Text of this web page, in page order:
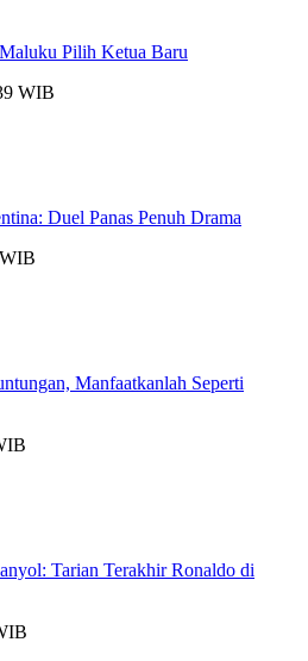
Pilih Ketua Baru
WIB
Duel Panas Penuh Drama
Manfaatkanlah Seperti
Tarian Terakhir Ronaldo di